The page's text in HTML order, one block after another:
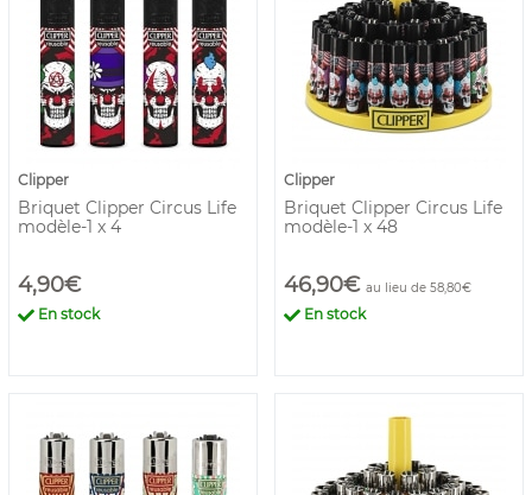
Clipper
Briquet Clipper Circus Life
modèle-1 x 4
4,90€
En stock
Clipper
Briquet Clipper Circus Life
modèle-1 x 48
46,90€ au lieu de 58,80€
En stock